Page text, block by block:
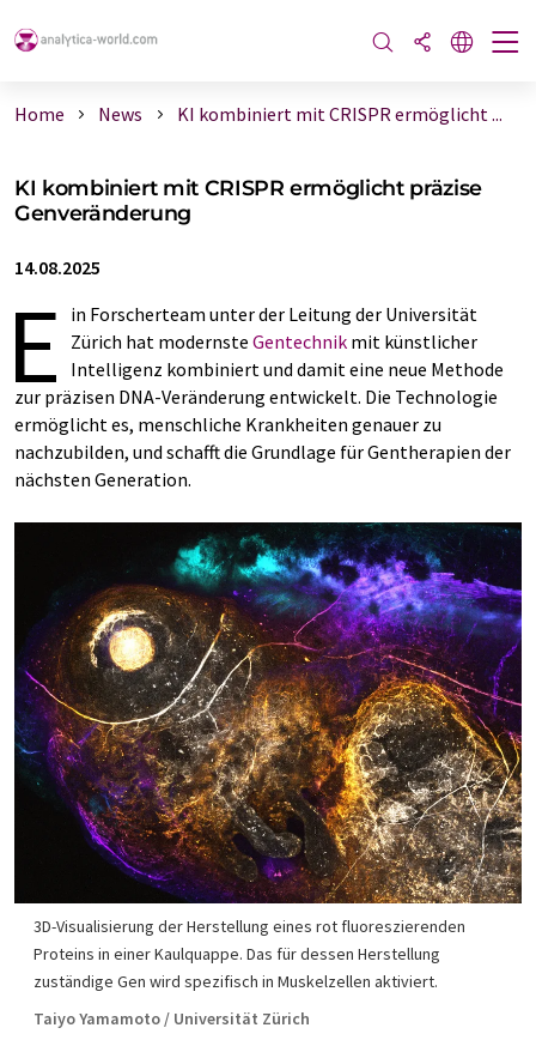
Home News KI kombiniert mit CRISPR ermöglicht ...
KI kombiniert mit CRISPR ermöglicht präzise
Genveränderung
14.08.2025
E
in Forscherteam unter der Leitung der Universität
Zürich hat modernste Gentechnik mit künstlicher
Intelligenz kombiniert und damit eine neue Methode
zur präzisen DNA-Veränderung entwickelt. Die Technologie
ermöglicht es, menschliche Krankheiten genauer zu
nachzubilden, und schafft die Grundlage für Gentherapien der
nächsten Generation.
3D-Visualisierung der Herstellung eines rot fluoreszierenden
Proteins in einer Kaulquappe. Das für dessen Herstellung
zuständige Gen wird spezifisch in Muskelzellen aktiviert.
Taiyo Yamamoto / Universität Zürich